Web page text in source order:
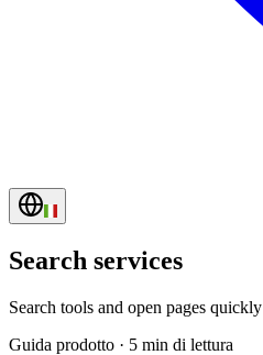
Search services
Search tools and open pages quickly
Guida prodotto · 5 min di lettura